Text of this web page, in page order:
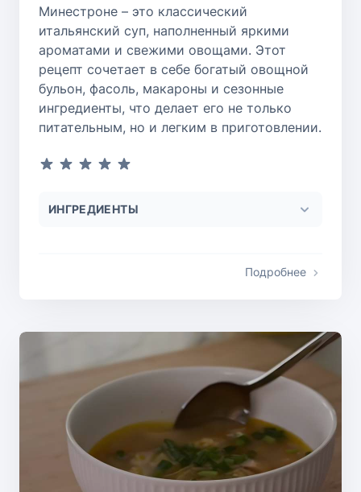
Минестроне – это классический
итальянский суп, наполненный яркими
ароматами и свежими овощами. Этот
рецепт сочетает в себе богатый овощной
бульон, фасоль, макароны и сезонные
ингредиенты, что делает его не только
питательным, но и легким в приготовлении.
ИНГРЕДИЕНТЫ
Подробнее